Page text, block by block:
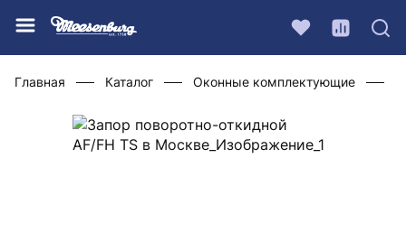
Главная Каталог Оконные комплектующие